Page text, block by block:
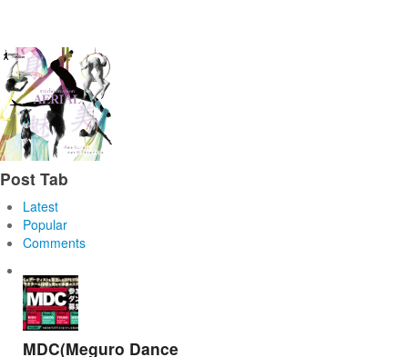
Post Tab
Latest
Popular
Comments
MDC(Meguro Dance